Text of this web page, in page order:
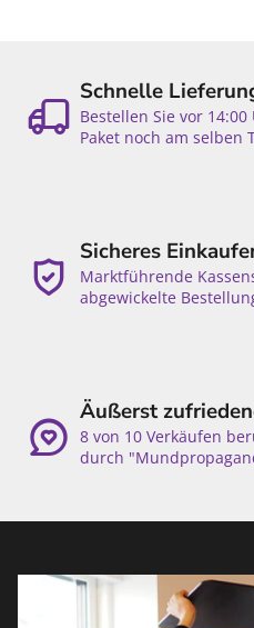
Schnelle
Bestellen Sie vor
Paket noch am selben
Sicheres
Marktführende
abgewickelte
Äußerst
8 von 10 Verkäufen
durch